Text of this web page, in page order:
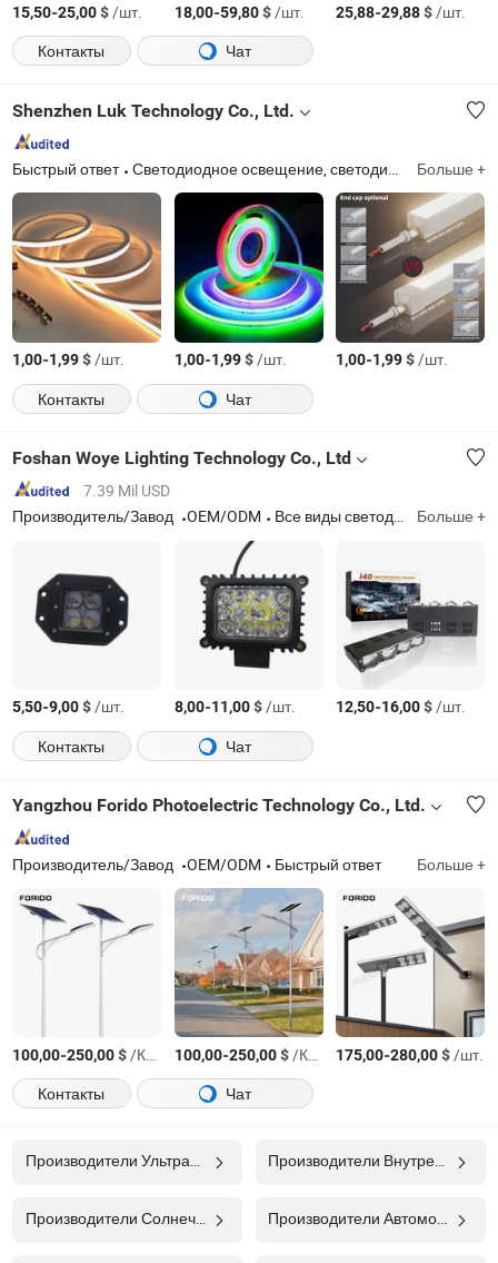
15,50-25,00$/шт. 18,00-59,80$/шт. 25,88-29,88$/шт.
Контакты
Чат
Shenzhen Luk Technology Co., Ltd.
Быстрый ответ Светодиодное освещение, светодиодные ленты, светодиодные модули, неоновая лента, уличное освещение Больше +
1,00-1,99$/шт. 1,00-1,99$/шт. 1,00-1,99$/шт.
Контакты
Чат
Foshan Woye Lighting Technology Co., Ltd
7.39 Mil USD
Производитель/Завод
OEM/ODM Все виды светодиодных мотоциклетных огней и автомобильных ламп, галогенных ламп, ксеноновых ламп, тормозных огней, указателей скорости и разнообразных крупных ламп, ориентированных на экспорт Больше +
5,50-9,00$/шт. 8,00-11,00$/шт. 12,50-16,00$/шт.
Контакты
Чат
Yangzhou Forido Photoelectric Technology Co., Ltd.
Производитель/Завод OEM/ODM Быстрый ответ Больше +
100,00-250,00$/Комплект 100,00-250,00$/Комплект 175,00-280,00$/шт.
Контакты
Чат
Производители Внутренний Свет
Производители Солнечный Свет Производители Автомобильный Свет